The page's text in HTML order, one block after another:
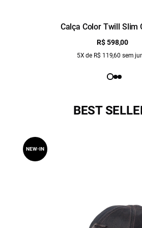
Calça Color Twill Slim
R$ 598,00
5X de R$ 119,60 sem
BEST
NEW-IN